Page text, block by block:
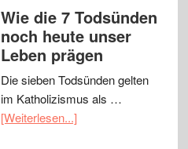
Wie die 7 Todsünden
noch heute unser
Leben prägen
Die sieben Todsünden gelten
im Katholizismus als …
[Weiterlesen...]